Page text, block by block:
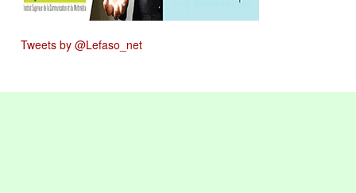
Tweets by @Lefaso_net